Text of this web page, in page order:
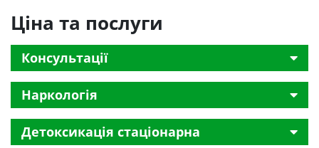
Ціна та послуги
Консультації
Наркологія
Детоксикація стаціонарна